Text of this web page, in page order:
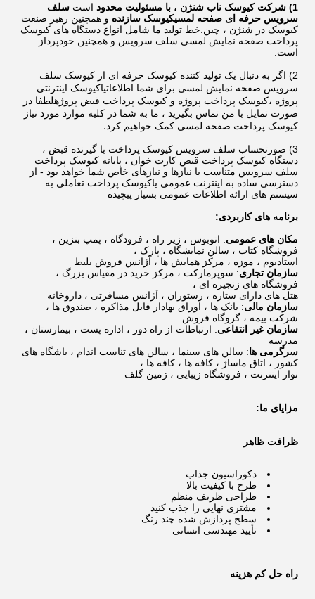
1) شرکت کیوسک ناب شنژن ، با مسئولیت محدود است سلف
سرویس حرفه ای صفحه لمسیکیوسک سازنده و همچنین رهبر صنعت
کیوسک در شنژن ، چین. خط تولید ما شامل انواع دستگاه های کیوسک
پرداخت صفحه نمایش لمسی سلف سرویس و همچنین خودپرداز
است.
2) اگر به دنبال یک تولید کننده کیوسک حرفه ای از
کیوسک سلف
سرویس صفحه نمایش لمسی برای شما اطلاعاتیاکیوسک اینترنتی
پروژه ،کیوسک پرداخت پروژه و کیوسک پرداخت قبض پروژهلطفا در
صورت تمایل با من تماس بگیرید ، ما به شما در کلیه موارد مورد نیاز
کیوسک پرداخت صفحه لمسی کمک خواهیم کرد.
3) صورتحساب سلف سرویس
کیوسک پرداخت با گیرنده قبض ،
دستگاه کیوسک پرداخت قبض کارت خوان ، پایانه کیوسک پرداخت
سلف سرویس متناسب با نیازها و نیازهای خاص شما خواهد بود - از
دسترسی ساده به اینترنت عمومی یاکیوسک پرداخت تعاملی به
سیستم های ارائه اطلاعات عمومی بسیار پیچیده
برنامه های کاربردی:
مکان های عمومی: اتوبوس ، زیر راه ، فرودگاه ، پمپ بنزین ،
فروشگاه کتاب ، سالن نمایشگاه ، پارک ،
استادیوم ، موزه ، مرکز همایش ها ، آژانس فروش بلیط
سازمان تجاری: سوپرمارکت ، مرکز خرید در مقیاس بزرگ ،
فروشگاه های زنجیره ای ،
هتل های دارای ستاره ، رستوران ، آژانس مسافرتی ، داروخانه
سازمان مالی: بانک ها ، اوراق بهادار قابل مذاکره ، صندوق ها ،
شرکت بیمه ، گروگاه فروش
سازمان غیر انتفاعی: ارتباطات از راه دور ، اداره پست ، بیمارستان ،
مدرسه
سرگرمی ها: سالن های سینما ، سالن های تناسب اندام ، باشگاه های
کشور ، اتاق ماساژ ، کافه ها ، کافه ها ،
نوار اینترنت ، فروشگاه زیبایی ، زمین گلف
مزایای ما:
ظرافت ظاهر
دکوراسیون جذاب
طرح با کیفیت بالا
طراحی ظریف منظم
مشتری نهایی را جذب کنید
سطح پردازش شده چند رنگ
تأیید مهندسی انسانی
راه حل کم هزینه